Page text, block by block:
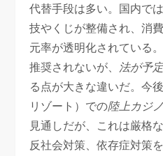
代替手段は多い。国内で
技やくじが整備され、消
元率が透明化されている
推奨されないが、 法が予
る点が大きな違いだ。今
リゾート）での陸上カジ
見通しだが、これは厳格
反社会対策、依存症対策